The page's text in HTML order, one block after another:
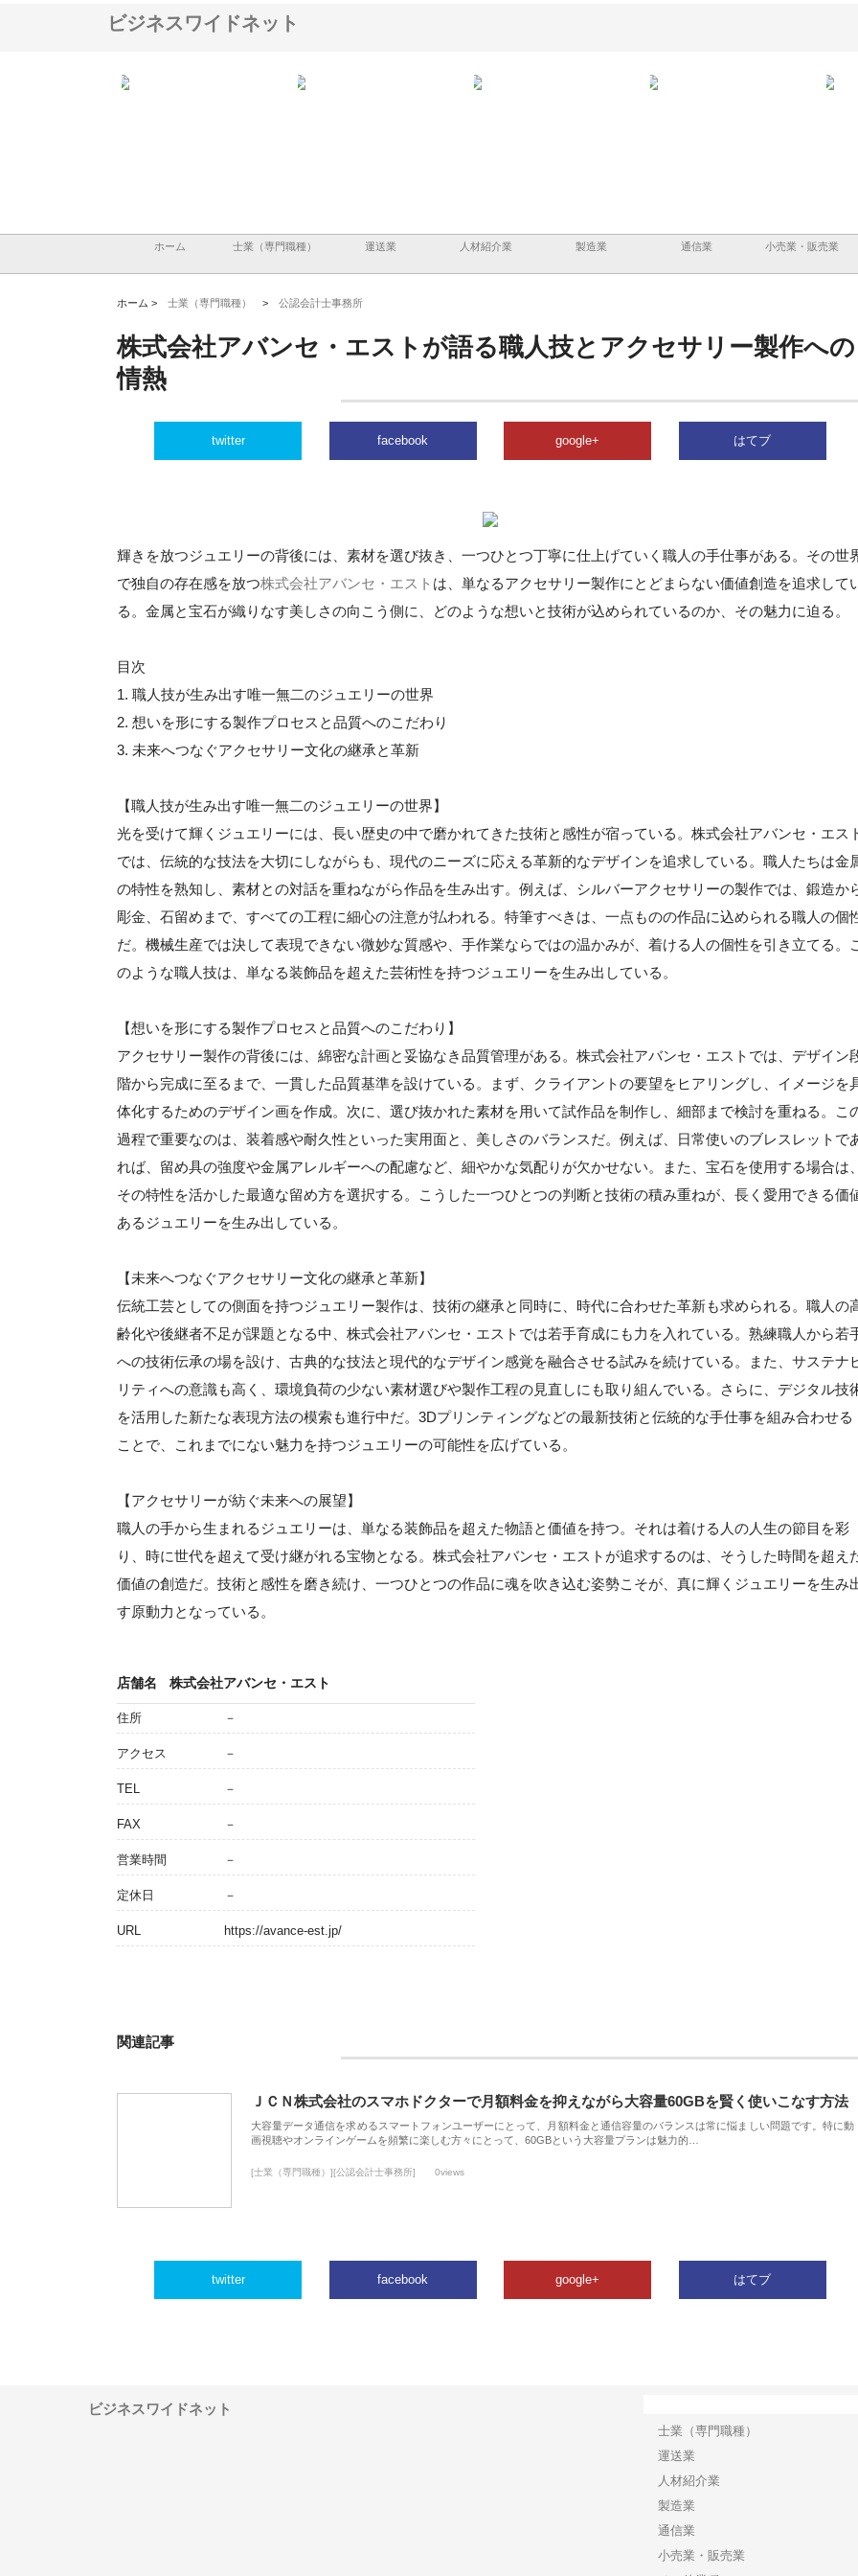
ビジネスワイドネット
ホーム 士業（専門職種） 運送業 人材紹介業 製造業 通信業 小売業・販売業
ホーム > 士業（専門職種） > 公認会計士事務所
株式会社アバンセ・エストが語る職人技とアクセサリー製作への
情熱
twitter facebook google+ はてブ
輝きを放つジュエリーの背後には、素材を選び抜き、一つひとつ丁寧に仕上げていく職人の手仕事がある。その世
で独自の存在感を放つ株式会社アバンセ・エスト は、単なるアクセサリー製作にとどまらない価値創造を追求して
る。金属と宝石が織りなす美しさの向こう側に、どのような想いと技術が込められているのか、その魅力に迫る。
目次
1. 職人技が生み出す唯一無二のジュエリーの世界
2. 想いを形にする製作プロセスと品質へのこだわり
3. 未来へつなぐアクセサリー文化の継承と革新
【職人技が生み出す唯一無二のジュエリーの世界】
光を受けて輝くジュエリーには、長い歴史の中で磨かれてきた技術と感性が宿っている。株式会社アバンセ・エス
では、伝統的な技法を大切にしながらも、現代のニーズに応える革新的なデザインを追求している。職人たちは金
の特性を熟知し、素材との対話を重ねながら作品を生み出す。例えば、シルバーアクセサリーの製作では、鍛造か
彫金、石留めまで、すべての工程に細心の注意が払われる。特筆すべきは、一点ものの作品に込められる職人の個
だ。機械生産では決して表現できない微妙な質感や、手作業ならではの温かみが、着ける人の個性を引き立てる。
のような職人技は、単なる装飾品を超えた芸術性を持つジュエリーを生み出している。
【想いを形にする製作プロセスと品質へのこだわり】
アクセサリー製作の背後には、綿密な計画と妥協なき品質管理がある。株式会社アバンセ・エストでは、デザイン
階から完成に至るまで、一貫した品質基準を設けている。まず、クライアントの要望をヒアリングし、イメージを
体化するためのデザイン画を作成。次に、選び抜かれた素材を用いて試作品を制作し、細部まで検討を重ねる。こ
過程で重要なのは、装着感や耐久性といった実用面と、美しさのバランスだ。例えば、日常使いのブレスレットで
れば、留め具の強度や金属アレルギーへの配慮など、細やかな気配りが欠かせない。また、宝石を使用する場合は、
その特性を活かした最適な留め方を選択する。こうした一つひとつの判断と技術の積み重ねが、長く愛用できる価
あるジュエリーを生み出している。
【未来へつなぐアクセサリー文化の継承と革新】
伝統工芸としての側面を持つジュエリー製作は、技術の継承と同時に、時代に合わせた革新も求められる。職人の
齢化や後継者不足が課題となる中、株式会社アバンセ・エストでは若手育成にも力を入れている。熟練職人から若
への技術伝承の場を設け、古典的な技法と現代的なデザイン感覚を融合させる試みを続けている。また、サステナ
リティへの意識も高く、環境負荷の少ない素材選びや製作工程の見直しにも取り組んでいる。さらに、デジタル技
を活用した新たな表現方法の模索も進行中だ。3Dプリンティングなどの最新技術と伝統的な手仕事を組み合わせる
ことで、これまでにない魅力を持つジュエリーの可能性を広げている。
【アクセサリーが紡ぐ未来への展望】
職人の手から生まれるジュエリーは、単なる装飾品を超えた物語と価値を持つ。それは着ける人の人生の節目を彩
り、時に世代を超えて受け継がれる宝物となる。株式会社アバンセ・エストが追求するのは、そうした時間を超え
価値の創造だ。技術と感性を磨き続け、一つひとつの作品に魂を吹き込む姿勢こそが、真に輝くジュエリーを生み
す原動力となっている。
店舗名 株式会社アバンセ・エスト
住所 －
アクセス －
TEL －
FAX －
営業時間 －
定休日 －
URL https://avance-est.jp/
関連記事
ＪＣＮ株式会社のスマホドクターで月額料金を抑えながら大容量60GBを賢く使いこなす方法
大容量データ通信を求めるスマートフォンユーザーにとって、月額料金と通信容量のバランスは常に悩ましい問題です。特に動
画視聴やオンラインゲームを頻繁に楽しむ方々にとって、60GBという大容量プランは魅力的…
[士業（専門職種）][公認会計士事務所] 0views
twitter facebook google+ はてブ
ビジネスワイドネット
士業（専門職種）
運送業
人材紹介業
製造業
通信業
小売業・販売業